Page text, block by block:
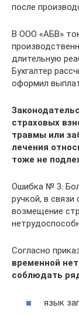
после
В ООО «АБВ»
длительную
Бухгалтер
оформил
страховых
травмы или
лечения
тоже не
Ошибка № 3.
ручкой, в
возмещение
Согласно
временной
соблюдать
язык